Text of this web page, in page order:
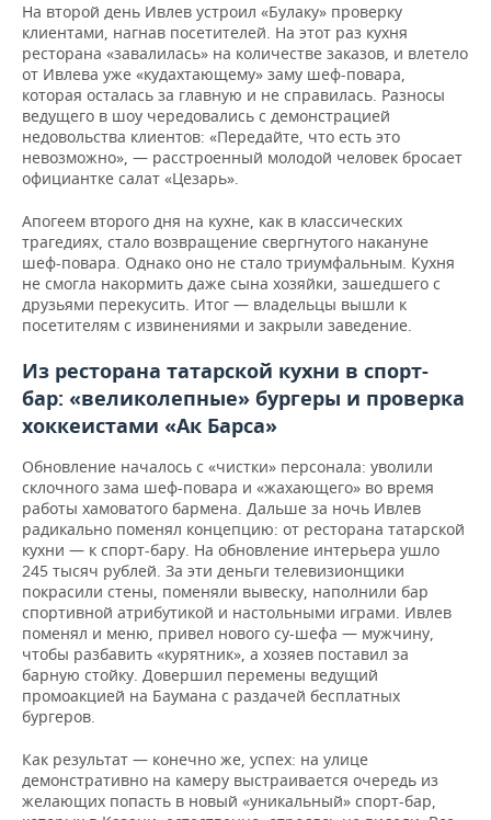
На второй день Ивлев устроил «Булаку» проверку
клиентами, нагнав посетителей. На этот раз кухня
ресторана «завалилась» на количестве заказов, и влетело
от Ивлева уже «кудахтающему» заму шеф-повара,
которая осталась за главную и не справилась. Разносы
ведущего в шоу чередовались с демонстрацией
недовольства клиентов: «Передайте, что есть это
невозможно», — расстроенный молодой человек бросает
официантке салат «Цезарь».
Апогеем второго дня на кухне, как в классических
трагедиях, стало возвращение свергнутого накануне
шеф-повара. Однако оно не стало триумфальным. Кухня
не смогла накормить даже сына хозяйки, зашедшего с
друзьями перекусить. Итог — владельцы вышли к
посетителям с извинениями и закрыли заведение.
Из ресторана татарской кухни в спорт-
бар: «великолепные» бургеры и проверка
хоккеистами «Ак Барса»
Обновление началось с «чистки» персонала: уволили
склочного зама шеф-повара и «жахающего» во время
работы хамоватого бармена. Дальше за ночь Ивлев
радикально поменял концепцию: от ресторана татарской
кухни — к спорт-бару. На обновление интерьера ушло
245 тысяч рублей. За эти деньги телевизионщики
покрасили стены, поменяли вывеску, наполнили бар
спортивной атрибутикой и настольными играми. Ивлев
поменял и меню, привел нового су-шефа — мужчину,
чтобы разбавить «курятник», а хозяев поставил за
барную стойку. Довершил перемены ведущий
промоакцией на Баумана с раздачей бесплатных
бургеров.
Как результат — конечно же, успех: на улице
демонстративно на камеру выстраивается очередь из
желающих попасть в новый «уникальный» спорт-бар,